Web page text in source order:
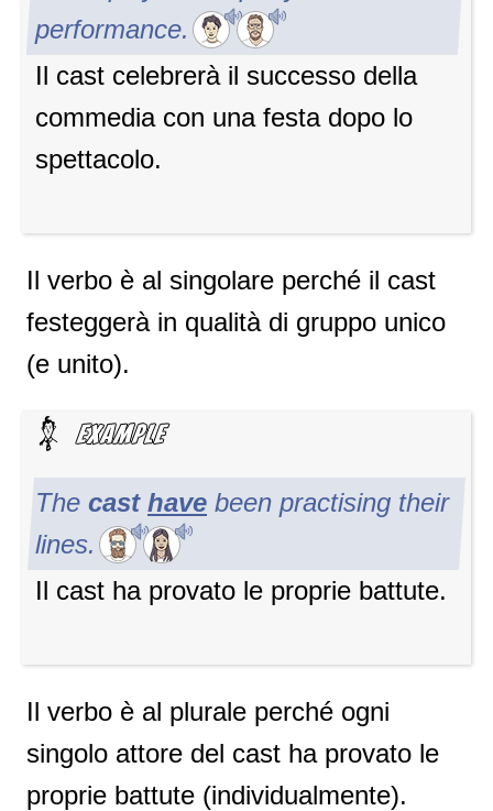
performance.
Il cast celebrerà il successo della
commedia con una festa dopo lo
spettacolo.
Il verbo è al singolare perché il cast
festeggerà in qualità di gruppo unico
(e unito).
The cast have been practising their
lines.
Il cast ha provato le proprie battute.
Il verbo è al plurale perché ogni
singolo attore del cast ha provato le
proprie battute (individualmente).